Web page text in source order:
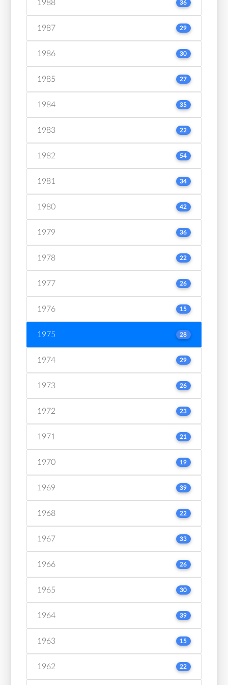
1988 36
1987 29
1986 30
1985 27
1984 35
1983 22
1982 54
1981 34
1980 42
1979 36
1978 22
1977 26
1976 15
1975 28
1974 29
1973 26
1972 23
1971 21
1970 19
1969 39
1968 22
1967 33
1966 26
1965 30
1964 39
1963 15
1962 22